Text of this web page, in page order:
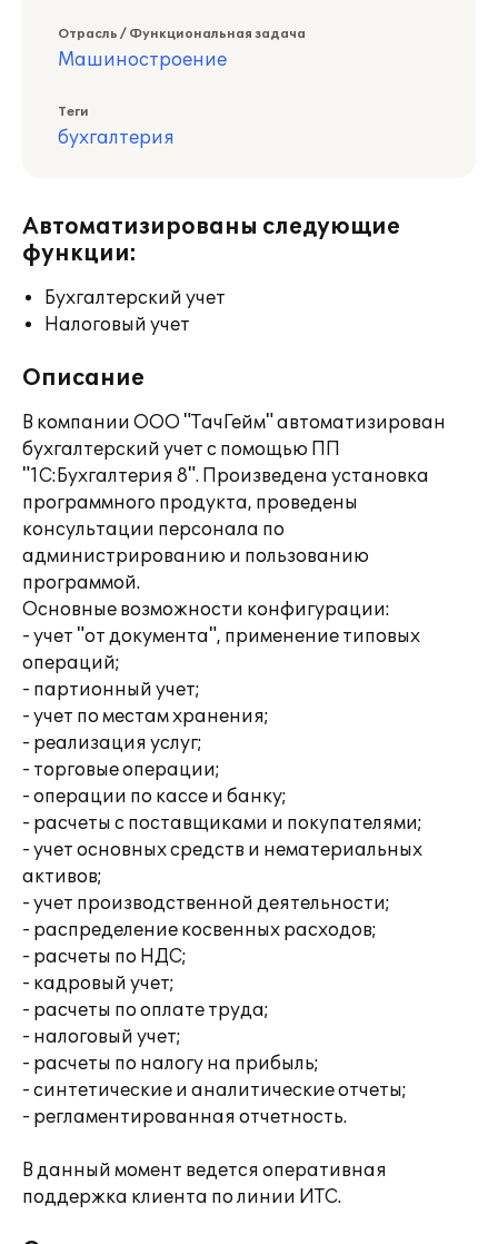
Отрасль / Функциональная задача
Машиностроение
Теги
бухгалтерия
Автоматизированы следующие
функции:
Бухгалтерский учет
Налоговый учет
Описание
В компании ООО "ТачГейм" автоматизирован
бухгалтерский учет с помощью ПП
"1С:Бухгалтерия 8". Произведена установка
программного продукта, проведены
консультации персонала по
администрированию и пользованию
программой.
Основные возможности конфигурации:
- учет "от документа", применение типовых
операций;
- партионный учет;
- учет по местам хранения;
- реализация услуг;
- торговые операции;
- операции по кассе и банку;
- расчеты с поставщиками и покупателями;
- учет основных средств и нематериальных
активов;
- учет производственной деятельности;
- распределение косвенных расходов;
- расчеты по НДС;
- кадровый учет;
- расчеты по оплате труда;
- налоговый учет;
- расчеты по налогу на прибыль;
- синтетические и аналитические отчеты;
- регламентированная отчетность.
В данный момент ведется оперативная
поддержка клиента по линии ИТС.